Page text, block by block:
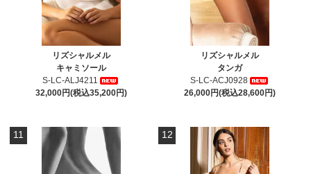
リズシャルメル
キャミソール
S-LC-ALJ4211
32,000円(税込35,200円)
リズシャルメル
タンガ
S-LC-ACJ0928
26,000円(税込28,600円)
11 12